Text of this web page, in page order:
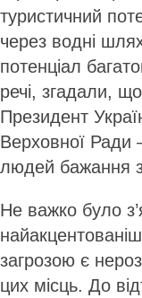
туристичний
через водні
потенціал
речі, згадали,
Президент
Верховної Ради
людей бажання
Не важко було
загрозою є
цих місць. До